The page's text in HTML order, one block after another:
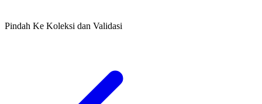
Pindah Ke Koleksi dan Validasi